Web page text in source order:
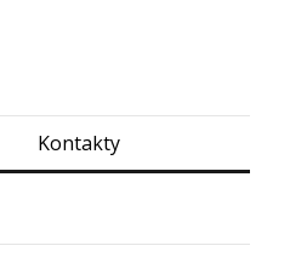
Kontakty